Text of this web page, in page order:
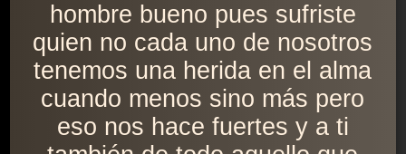
hombre bueno pues sufriste
quien no cada uno de nosotros
tenemos una herida en el alma
cuando menos sino más pero
eso nos hace fuertes y a ti